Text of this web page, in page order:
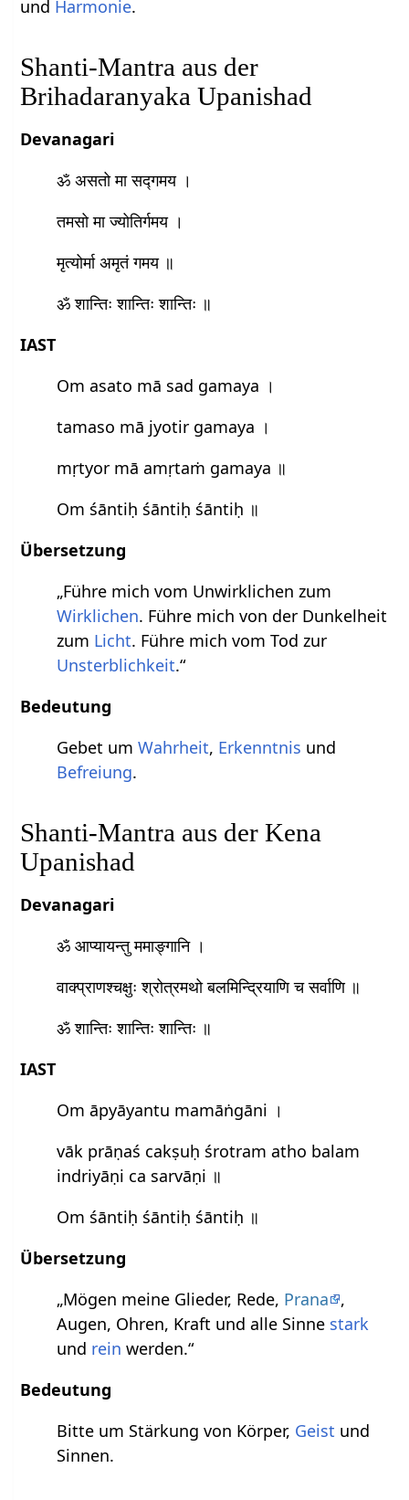
und Harmonie.
Shanti-Mantra aus der
Brihadaranyaka Upanishad
Devanagari
ॐ असतो मा सद्गमय ।
तमसो मा ज्योतिर्गमय ।
मृत्योर्मा अमृतं गमय ॥
ॐ शान्तिः शान्तिः शान्तिः ॥
IAST
Om asato mā sad gamaya ।
tamaso mā jyotir gamaya ।
mṛtyor mā amṛtaṁ gamaya ॥
Om śāntiḥ śāntiḥ śāntiḥ ॥
Übersetzung
„Führe mich vom Unwirklichen zum
Wirklichen. Führe mich von der Dunkelheit
zum Licht. Führe mich vom Tod zur
Unsterblichkeit.“
Bedeutung
Gebet umWahrheit, Erkenntnis und
Befreiung.
Shanti-Mantra aus der Kena
Upanishad
Devanagari
ॐ आप्यायन्तु ममाङ्गानि ।
वाक्प्राणश्चक्षुः श्रोत्रमथो बलमिन्द्रियाणि च सर्वाणि ॥
ॐ शान्तिः शान्तिः शान्तिः ॥
IAST
Om āpyāyantu mamāṅgāni ।
vāk prāṇaś cakṣuḥ śrotram atho balam
indriyāṇi ca sarvāṇi ॥
Om śāntiḥ śāntiḥ śāntiḥ ॥
Übersetzung
„Mögen meine Glieder, Rede, Prana
,
Augen, Ohren, Kraft und alle Sinne stark
und rein werden.“
Bedeutung
Bitte um Stärkung von Körper, Geist und
Sinnen.